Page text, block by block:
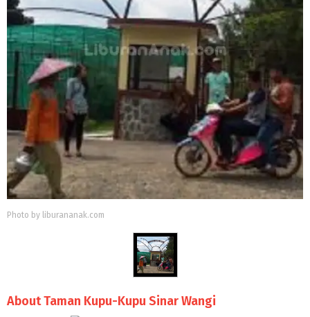
Photo by liburananak.com
About Taman Kupu-Kupu Sinar Wangi